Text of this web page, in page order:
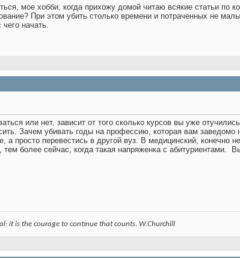
мое хобби, когда прихожу домой читаю всякие статьи по
При этом убить столько времени и потраченных не
начать.
или нет, зависит от того сколько курсов вы уже
Зачем убивать годы на профессию, которая вам
а просто перевестись в другой вуз. В медицинский, конечно
тем более сейчас, когда такая напряженка с абитуриентами.
it is the courage to continue that counts. W.Churchill